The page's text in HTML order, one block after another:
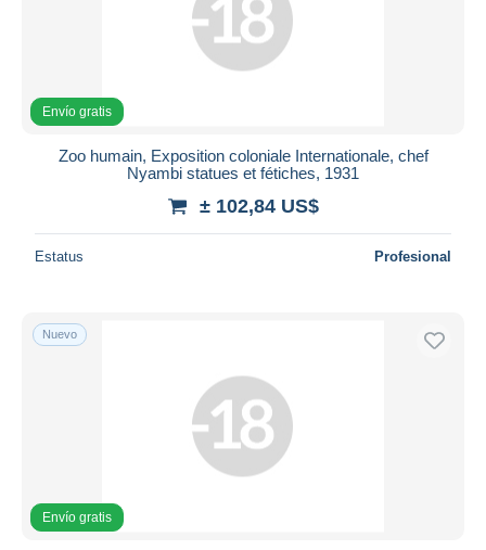
Envío gratis
Zoo humain, Exposition coloniale Internationale, chef
Nyambi statues et fétiches, 1931
± 102,84 US$
Estatus Profesional
Nuevo
Envío gratis